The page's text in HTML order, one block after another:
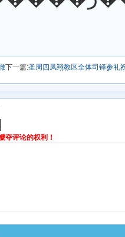
下一篇:圣周四凤翔教区全体司铎参礼
夺评论的权利！